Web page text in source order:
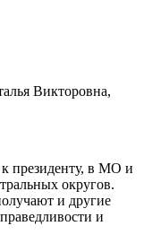
Викторовна,
президенту, в МО и
округов.
и другие
и